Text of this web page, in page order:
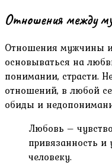
Отношения между
Отношения мужчины
основываться на
понимании, страсти.
отношений, в любой
обиды и
Любовь –
привязанность и
человеку.